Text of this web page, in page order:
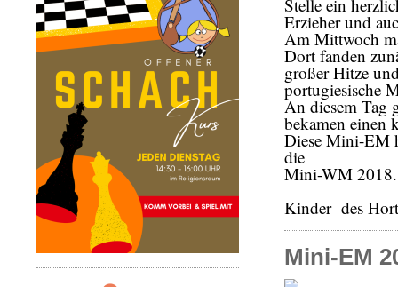
Stelle ein
Erzieher und
Am Mittwoch
Dort fanden
großer Hitze
portugiesische
An diesem Tag
bekamen einen
Diese Mini-EM
die
Mini-WM 2018.
Kinder des
Mini-EM